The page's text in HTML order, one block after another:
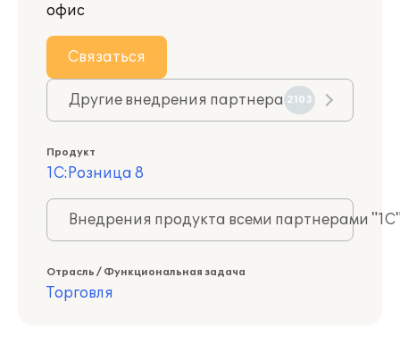
офис
Связаться
Другие внедрения партнера 2103
Продукт
1С:Розница 8
Внедрения продукта всеми партнерами
Отрасль / Функциональная задача
Торговля